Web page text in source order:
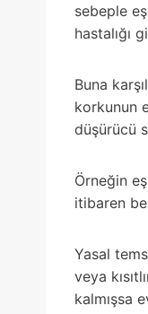
sebeple
hastalığı
Buna
korkunun
düşürücü
Örneğin
itibaren
Yasal
veya
kalmışsa